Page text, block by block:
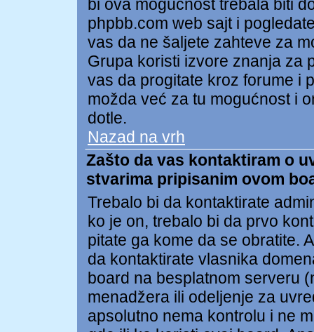
bi ova mogućnost trebala biti
phpbb.com web sajt i
vas da ne šaljete zahteve za
Grupa koristi izvore znanja za
vas da progitate kroz forume i
možda već za tu mogućnost i
dotle.
Nazad na vrh
Zašto da vas kontaktiram o
stvarima pripisanim ovom
Trebalo bi da kontaktirate
ko je on, trebalo bi da prvo
pitate ga kome da se obratite.
da kontaktirate vlasnika
board na besplatnom serveru
menadžera ili odeljenje za
apsolutno nema kontrolu i ne